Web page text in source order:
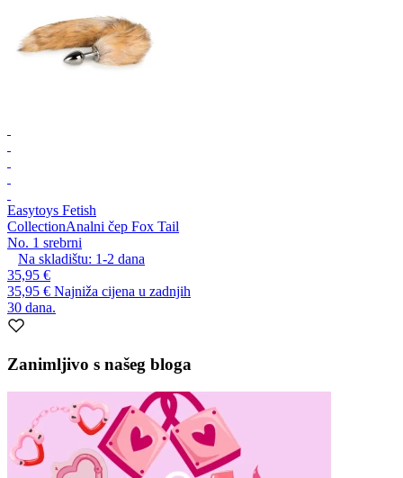
Easytoys Fetish
CollectionAnalni čep Fox Tail
No. 1 srebrni
Na skladištu: 1-2 dana
35,95 €
35,95 € Najniža cijena u zadnjih
30 dana.
Zanimljivo s našeg bloga